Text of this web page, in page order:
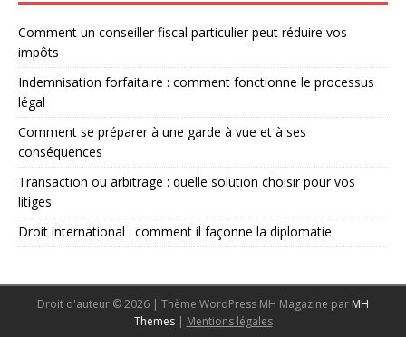
Comment un conseiller fiscal particulier peut réduire vos
impôts
Indemnisation forfaitaire : comment fonctionne le processus
légal
Comment se préparer à une garde à vue et à ses
conséquences
Transaction ou arbitrage : quelle solution choisir pour vos
litiges
Droit international : comment il façonne la diplomatie
Droit d'auteur © 2026 | Thème WordPress MH Magazine par MH
Themes | Mentions légales